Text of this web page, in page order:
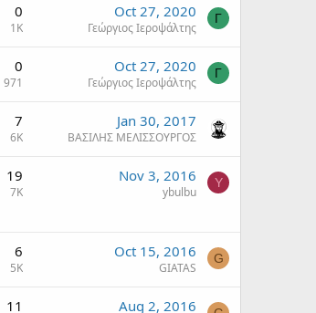
0
1K
Oct 27, 2020
Γεώργιος Ιεροψάλτης
Γ
0
971
Oct 27, 2020
Γεώργιος Ιεροψάλτης
Γ
7
6K
Jan 30, 2017
ΒΑΣΙΛΗΣ ΜΕΛΙΣΣΟΥΡΓΟΣ
19
7K
Nov 3, 2016
ybulbu
Y
6
5K
Oct 15, 2016
GIATAS
G
11 Aug 2, 2016